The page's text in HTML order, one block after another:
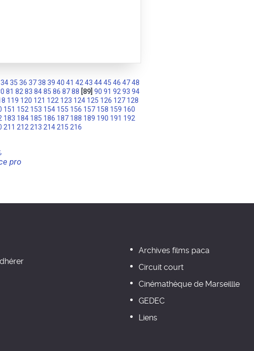
34 35 36 37 38 39 40 41 42 43 44 45 46 47 48
81 82 83 84 85 86 87 88 [89] 90 91 92 93 94
119 120 121 122 123 124 125 126 127 128
151 152 153 154 155 156 157 158 159 160
183 184 185 186 187 188 189 190 191 192
211 212 213 214 215 216
pro
Archives films paca
Circuit court
Cinémathèque de Marseillle
GEDEC
Liens